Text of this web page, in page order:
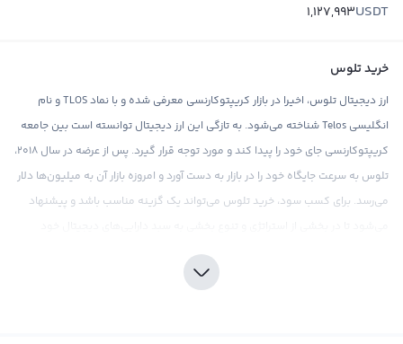
USDT
1,127,993
خرید تلوس
ارز دیجیتال تلوس، اخیرا در بازار کریپتوکارنسی معرفی شده و با نماد TLOS و نام
انگلیسی Telos شناخته می‌شود. به تازگی این ارز دیجیتال توانسته است بین جامعه
کریپتوکارنسی جای خود را پیدا کند و مورد توجه قرار گیرد. پس از عرضه در سال ۲۰۱۸،
تلوس به سرعت جایگاه خود را در بازار به دست آورد و امروزه بازار آن به میلیون‌ها دلار
می‌رسد. برای کسب سود، خرید تلوس می‌تواند یک گزینه مناسب باشد و پیشنهاد
شناور بودن تلوس و ارز دیجیتالهای دیگر، باعث شده تا سرمایه‌گذاران به دنبال سود و